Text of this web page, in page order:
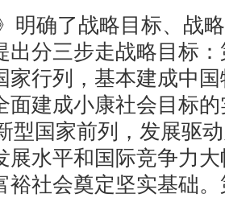
确了战略目标、战略
出分三步走战略目标
家行列，基本建成中
面建成小康社会目标
型国家前列，发展驱
展水平和国际竞争力
裕社会奠定坚实基础